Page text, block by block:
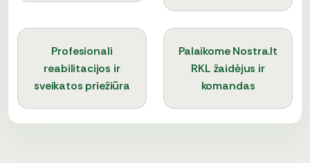
Profesionali
reabilitacijos ir
sveikatos priežiūra
Palaikome Nostra.lt
RKL žaidėjus ir
komandas